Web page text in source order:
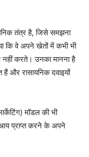
तंत्र है, जिसे समझना
कि वे अपने खेतों में कभी भी
नहीं करते। उनका मानना है
हैं और रासायनिक दवाइयों
मॉडल की भी
प्राप्त करने के अपने